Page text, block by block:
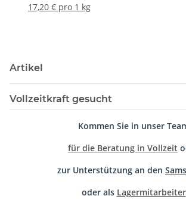
17,20 € pro 1 kg
Artikel
Vollzeitkraft gesucht
Kommen Sie in unser
für die Beratung in Vollzeit
zur Unterstützung an den
oder als Lagermitarbeiter